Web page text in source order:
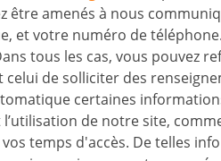
être amenés à nous
et votre numéro de
tous les cas, vous pouvez
de solliciter des
certaines
de notre site,
temps d'accès. De telles